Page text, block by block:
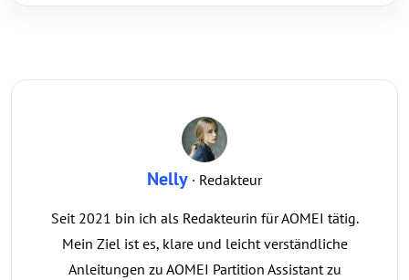
Nelly · Redakteur
Seit 2021 bin ich als Redakteurin für AOMEI tätig.
Mein Ziel ist es, klare und leicht verständliche
Anleitungen zu AOMEI Partition Assistant zu